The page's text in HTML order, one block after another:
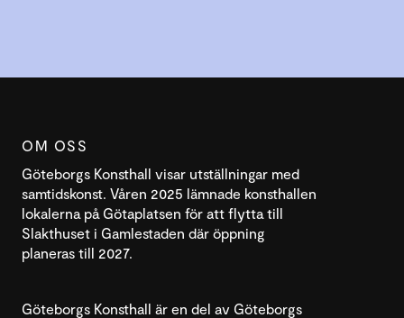
OM OSS
Göteborgs Konsthall visar utställningar med
samtidskonst. Våren 2025 lämnade konsthallen
lokalerna på Götaplatsen för att flytta till
Slakthuset i Gamlestaden där öppning
planeras till 2027.
Göteborgs Konsthall är en del av Göteborgs